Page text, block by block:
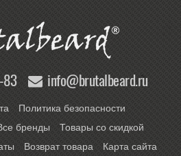
info@brutalbeard.ru
Политика безопасности
бренды
Товары со скидкой
Возврат товара Карта сайта